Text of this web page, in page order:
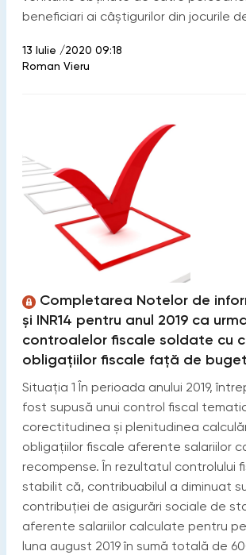
beneficiari ai câștigurilor din jocurile
13 Iulie /2020 09:18
Roman Vieru
Completarea Notelor de
și INR14 pentru anul 2019 ca
controalelor fiscale soldate cu
obligațiilor fiscale față de buget
Situația 1 În perioada anului 2019,
fost supusă unui control fiscal
corectitudinea și plenitudinea
obligațiilor fiscale aferente salariilor
recompense. În rezultatul controlului
stabilit că, contribuabilul a diminuat
contribuției de asigurări sociale de
aferente salariilor calculate pentru
luna august 2019 în sumă totală de